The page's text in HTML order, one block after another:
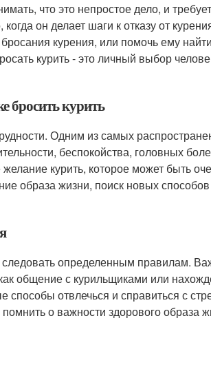
что это непростое дело, и
он делает шаги к отказу от
курения, или помочь ему
курить - это личный выбор
бросить курить
Одним из самых
беспокойства, головных
курить, которое может быть
образа жизни, поиск новых способов
определенным правилам.
общение с курильщиками или
отвлечься и справиться с
о важности здорового образа